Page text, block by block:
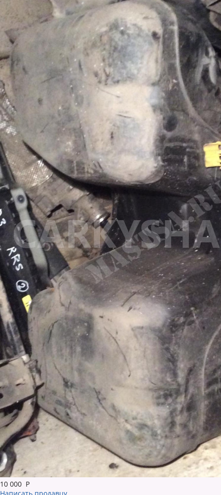
10 000 Р
Написать продавцу